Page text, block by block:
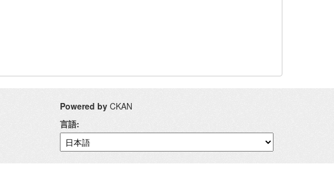
Powered by CKAN
言語